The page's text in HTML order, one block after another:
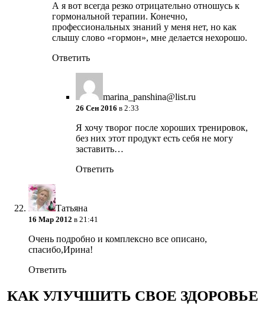
А я вот всегда резко отрицательно отношусь к
гормональной терапии. Конечно,
профессиональных знаний у меня нет, но как
слышу слово «гормон», мне делается нехорошо.
Ответить
marina_panshina@list.ru
26 Сен 2016 в 2:33
Я хочу творог после хороших тренировок,
без них этот продукт есть себя не могу
заставить…
Ответить
Татьяна
16 Мар 2012 в 21:41
Очень подробно и комплексно все описано,
спасибо,Ирина!
Ответить
КАК УЛУЧШИТЬ СВОЕ ЗДОРОВЬЕ